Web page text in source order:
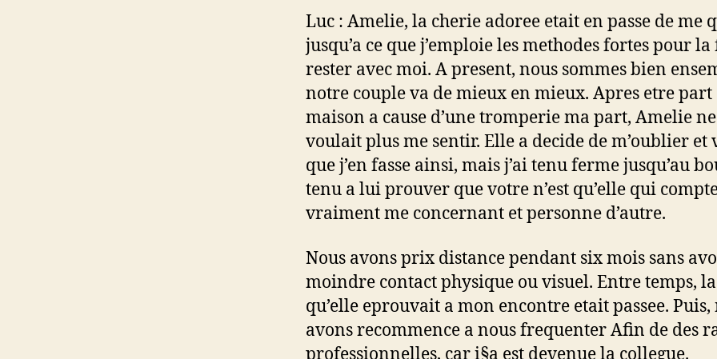
Luc : Amelie, la cherie adoree etait en passe de me
jusqu’a ce que j’emploie les methodes fortes pour
rester avec moi. A present, nous sommes bien
notre couple va de mieux en mieux. Apres etre part
maison a cause d’une tromperie ma part, Amelie ne
voulait plus me sentir. Elle a decide de m’oublier et
que j’en fasse ainsi, mais j’ai tenu ferme jusqu’au
tenu a lui prouver que votre n’est qu’elle qui
vraiment me concernant et personne d’autre.
Nous avons prix distance pendant six mois sans
moindre contact physique ou visuel. Entre temps,
qu’elle eprouvait a mon encontre etait passee. Puis,
avons recommence a nous frequenter Afin de des